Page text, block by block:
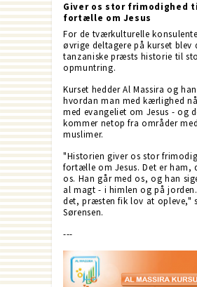
Giver os stor frimodighed
fortælle om Jesus
For de tværkulturelle
øvrige deltagere på kurset blev
tanzaniske præsts historie til
opmuntring.
Kurset hedder Al Massira og
hvordan man med kærlighed
med evangeliet om Jesus - og
kommer netop fra områder
muslimer.
"Historien giver os stor
fortælle om Jesus. Det er ham,
os. Han går med os, og han
al magt - i himlen og på
det, præsten fik lov at opleve,"
Sørensen.
---